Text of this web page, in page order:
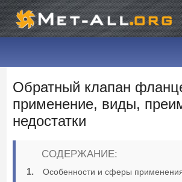
Обратный клапан
применение, виды,
недостатки
СОДЕРЖАНИЕ:
Особенности и сферы